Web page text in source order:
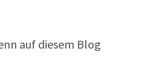
auf diesem Blog